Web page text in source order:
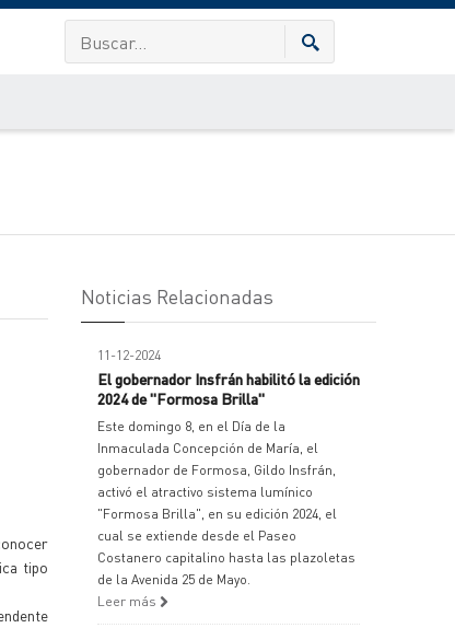
tipo
Noticias Relacionadas
11-12-2024
El gobernador Insfrán habilitó la edición
2024 de "Formosa Brilla"
Este domingo 8, en el Día de la
Inmaculada Concepción de María, el
gobernador de Formosa, Gildo Insfrán,
activó el atractivo sistema lumínico
"Formosa Brilla", en su edición 2024, el
cual se extiende desde el Paseo
Costanero capitalino hasta las plazoletas
de la Avenida 25 de Mayo.
Leer más